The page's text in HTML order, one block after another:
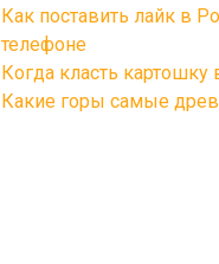
Как поставить лайк в
телефоне
Когда класть картошку
Какие горы самые